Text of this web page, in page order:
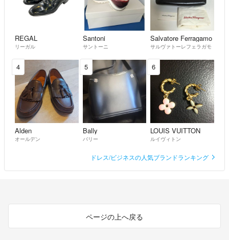
REGAL
リーガル
Santoni
サントーニ
Salvatore Ferragamo
サルヴァトーレフェラガモ
4
Alden
オールデン
5
Bally
バリー
6
LOUIS VUITTON
ルイヴィトン
ドレス/ビジネスの人気ブランドランキング
ページの上へ戻る